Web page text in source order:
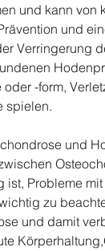
und kann von
und
Verringerung
-form,
spielen.
und
Probleme
zu
und damit